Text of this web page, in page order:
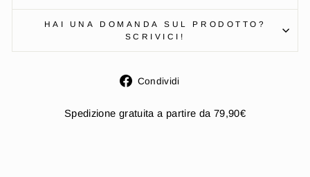
HAI UNA DOMANDA SUL PRODOTTO?
SCRIVICI!
Condividi
Facebook
Spedizione gratuita a partire da 79,90€